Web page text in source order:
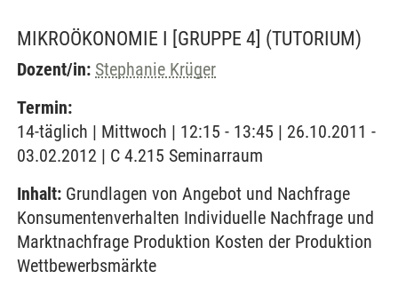
MIKROÖKONOMIE I [GRUPPE 4] (TUTORIUM)
Dozent/in: Stephanie Krüger
Termin:
14-täglich | Mittwoch | 12:15 - 13:45 | 26.10.2011 -
03.02.2012 | C 4.215 Seminarraum
Inhalt: Grundlagen von Angebot und Nachfrage
Konsumentenverhalten Individuelle Nachfrage und
Marktnachfrage Produktion Kosten der Produktion
Wettbewerbsmärkte